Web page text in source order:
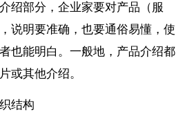
绍部分，企业家要对产品（服
说明要准确，也要通俗易懂，使
也能明白。一般地，产品介绍都
或其他介绍。
结构